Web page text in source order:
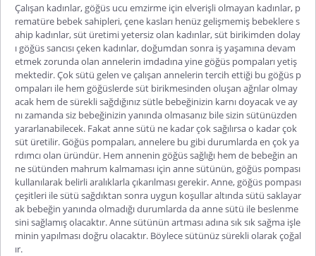
Çalışan kadınlar, göğüs ucu emzirme için elverişli olmayan kadınlar, p
rematüre bebek sahipleri, çene kasları henüz gelişmemiş bebeklere s
ahip kadınlar, süt üretimi yetersiz olan kadınlar, süt birikimden dolay
ı göğüs sancısı çeken kadınlar, doğumdan sonra iş yaşamına devam
etmek zorunda olan annelerin imdadına yine göğüs pompaları yetiş
mektedir. Çok sütü gelen ve çalışan annelerin tercih ettiği bu göğüs p
ompaları ile hem göğüslerde süt birikmesinden oluşan ağrılar olmay
acak hem de sürekli sağdığınız sütle bebeğinizin karnı doyacak ve ay
nı zamanda siz bebeğinizin yanında olmasanız bile sizin sütünüzden
yararlanabilecek. Fakat anne sütü ne kadar çok sağılırsa o kadar çok
süt üretilir. Göğüs pompaları, annelere bu gibi durumlarda en çok ya
rdımcı olan üründür. Hem annenin göğüs sağlığı hem de bebeğin an
ne sütünden mahrum kalmaması için anne sütünün, göğüs pompası
kullanılarak belirli aralıklarla çıkarılması gerekir. Anne, göğüs pompası
çeşitleri ile sütü sağdıktan sonra uygun koşullar altında sütü saklayar
ak bebeğin yanında olmadığı durumlarda da anne sütü ile beslenme
sini sağlamış olacaktır. Anne sütünün artması adına sık sık sağma işle
minin yapılması doğru olacaktır. Böylece sütünüz sürekli olarak çoğal
ır.